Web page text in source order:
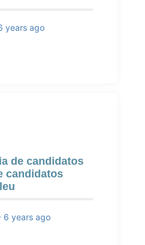
years ago
de candidatos
candidatos
6 years ago